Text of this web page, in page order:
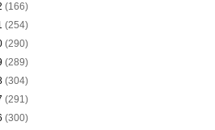
(166)
(254)
(290)
(289)
(304)
(291)
(300)